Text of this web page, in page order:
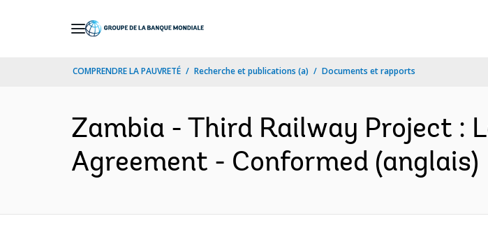
COMPRENDRE LA PAUVRETÉ Recherche et publications (a) Documents et rapports
Zambia - Third Railway Project :
Agreement - Conformed (anglais)